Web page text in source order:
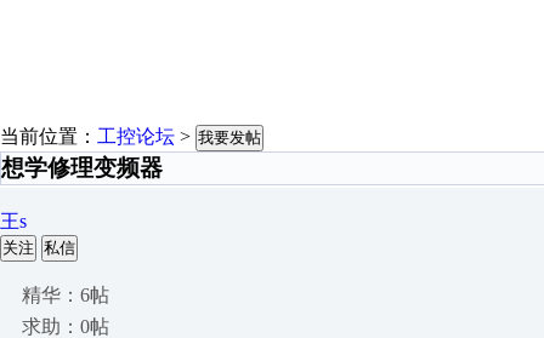
当前位置： 工控论坛 > 我要发帖
想学修理变频器
王s
关注 私信
精华：6帖
求助：0帖